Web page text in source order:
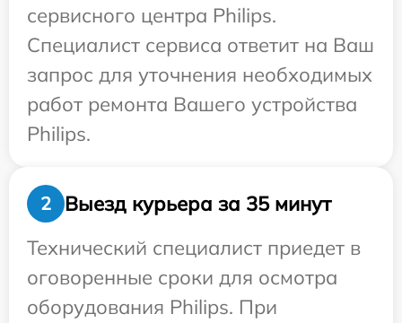
сервисного центра Philips.
Специалист сервиса ответит на Ваш
запрос для уточнения необходимых
работ ремонта Вашего устройства
Philips.
2
Выезд курьера за 35 минут
Технический специалист приедет в
оговоренные сроки для осмотра
оборудования Philips. При